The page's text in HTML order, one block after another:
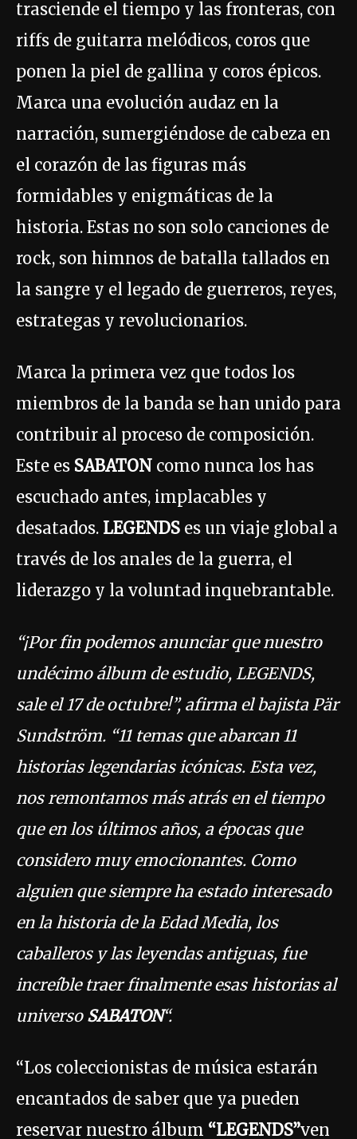
trasciende el tiempo y las fronteras, con
riffs de guitarra melódicos, coros que
ponen la piel de gallina y coros épicos.
Marca una evolución audaz en la
narración, sumergiéndose de cabeza en
el corazón de las figuras más
formidables y enigmáticas de la
historia. Estas no son solo canciones de
rock, son himnos de batalla tallados en
la sangre y el legado de guerreros, reyes,
estrategas y revolucionarios.
Marca la primera vez que todos los
miembros de la banda se han unido para
contribuir al proceso de composición.
Este es SABATON como nunca los has
escuchado antes, implacables y
desatados. LEGENDS es un viaje global a
través de los anales de la guerra, el
liderazgo y la voluntad inquebrantable.
“¡Por fin podemos anunciar que nuestro
undécimo álbum de estudio, LEGENDS,
sale el 17 de octubre!”, afirma el bajista Pär
Sundström. “11 temas que abarcan 11
historias legendarias icónicas. Esta vez,
nos remontamos más atrás en el tiempo
que en los últimos años, a épocas que
considero muy emocionantes. Como
alguien que siempre ha estado interesado
en la historia de la Edad Media, los
caballeros y las leyendas antiguas, fue
increíble traer finalmente esas historias al
universoSABATON“.
“Los coleccionistas de música estarán
encantados de saber que ya pueden
reservar nuestro álbum “LEGENDS”ven